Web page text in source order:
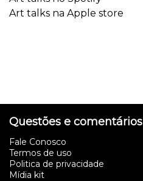
Art talks na Apple store
Questões e comentários
Fale Conosco
Termos de uso
Politica de privacidade
Mídia kit